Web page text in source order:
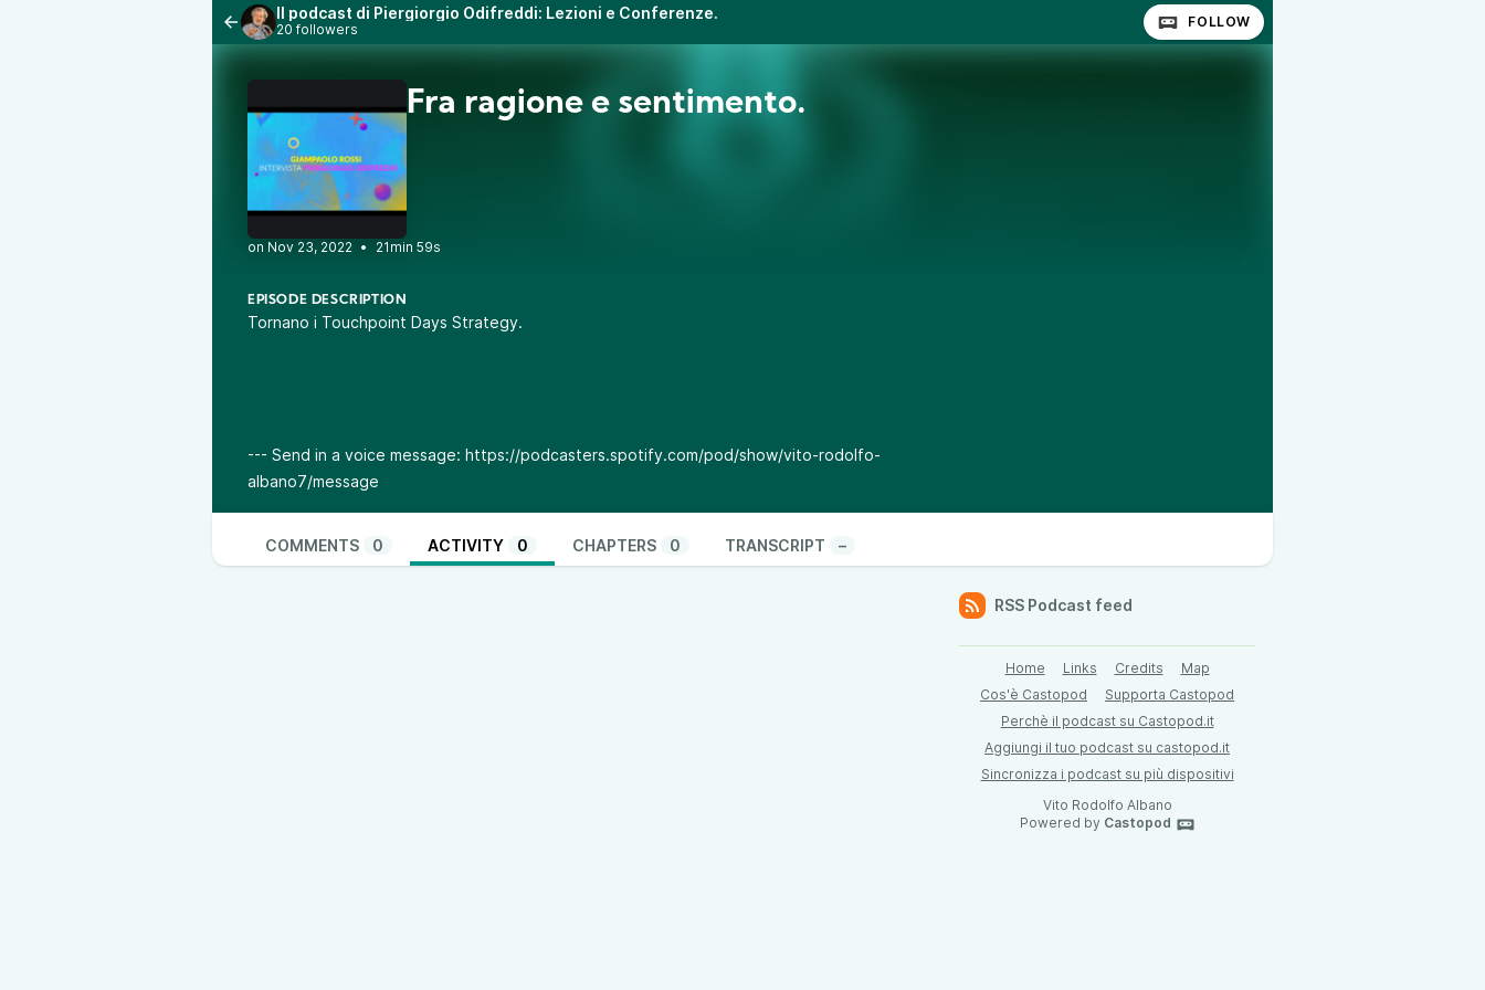
Il podcast di Piergiorgio Odifreddi: Lezioni e Conferenze.
20 followers FOLLOW
Fra ragione e sentimento.
• 21min 59s
EPISODE DESCRIPTION
Tornano i Touchpoint Days Strategy.
--- Send in a voice message: https://podcasters.spotify.com/pod/show/vito-rodolfo-
albano7/message
COMMENTS 0 ACTIVITY 0 CHAPTERS 0 TRANSCRIPT –
RSS Podcast feed
Home Links Credits
Map
Cos'è Castopod
Supporta Castopod
Perchè il podcast su Castopod.it
Aggiungi il tuo podcast su castopod.it
Sincronizza i podcast su più dispositivi
Vito Rodolfo Albano
Powered by Castopod